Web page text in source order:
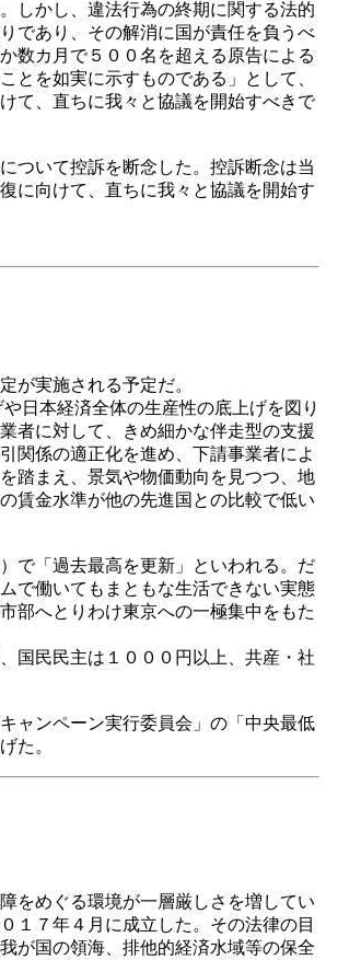
しかし、違法行為の終期に関する法的
であり、その解消に国が責任を負うべ
数カ月で５００名を超える原告による
とを如実に示すものである」として、
て、直ちに我々と協議を開始すべきで
ついて控訴を断念した。控訴断念は当
に向けて、直ちに我々と協議を開始す
が実施される予定だ。
日本経済全体の生産性の底上げを図り
者に対して、きめ細かな伴走型の支援
関係の適正化を進め、下請事業者によ
踏まえ、景気や物価動向を見つつ、地
賃金水準が他の先進国との比較で低い
で「過去最高を更新」といわれる。だ
で働いてもまともな生活できない実態
部へとりわけ東京への一極集中をもた
国民民主は１０００円以上、共産・社
ャンペーン実行委員会」の「中央最低
た。
をめぐる環境が一層厳しさを増してい
１７年４月に成立した。その法律の目
が国の領海、排他的経済水域等の保全